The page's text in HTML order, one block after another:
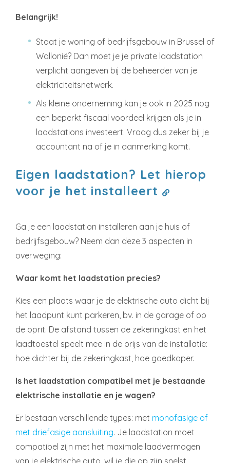
Belangrijk!
Staat je woning of bedrijfsgebouw in Brussel of
Wallonië? Dan moet je je private laadstation
verplicht aangeven bij de beheerder van je
elektriciteitsnetwerk.
Als kleine onderneming kan je ook in 2025 nog
een beperkt fiscaal voordeel krijgen als je in
laadstations investeert. Vraag dus zeker bij je
accountant na of je in aanmerking komt.
Eigen laadstation? Let hierop
voor je het installeert
Ga je een laadstation installeren aan je huis of
bedrijfsgebouw? Neem dan deze 3 aspecten in
overweging:
Waar komt het laadstation precies?
Kies een plaats waar je de elektrische auto dicht bij
het laadpunt kunt parkeren, bv. in de garage of op
de oprit. De afstand tussen de zekeringkast en het
laadtoestel speelt mee in de prijs van de installatie:
hoe dichter bij de zekeringkast, hoe goedkoper.
Is het laadstation compatibel met je bestaande
elektrische installatie en je wagen?
Er bestaan verschillende types: met monofasige of
met driefasige aansluiting. Je laadstation moet
compatibel zijn met het maximale laadvermogen
van je elektrische auto, wil je die op zijn snelst